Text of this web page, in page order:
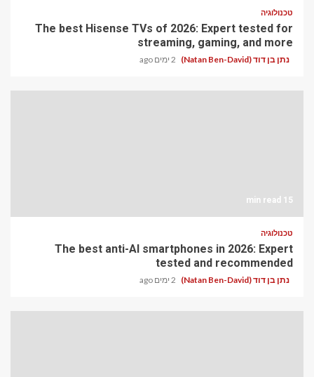
טכנולוגיה
The best Hisense TVs of 2026: Expert tested for
streaming, gaming, and more
נתן בן דוד (Natan Ben-David) 2 ימים ago
15 min read
טכנולוגיה
The best anti-AI smartphones in 2026: Expert
tested and recommended
נתן בן דוד (Natan Ben-David) 2 ימים ago